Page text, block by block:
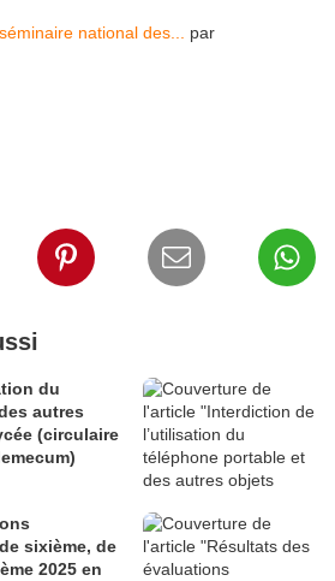
national des...
par
du
autres
(circulaire
sixième, de
2025 en